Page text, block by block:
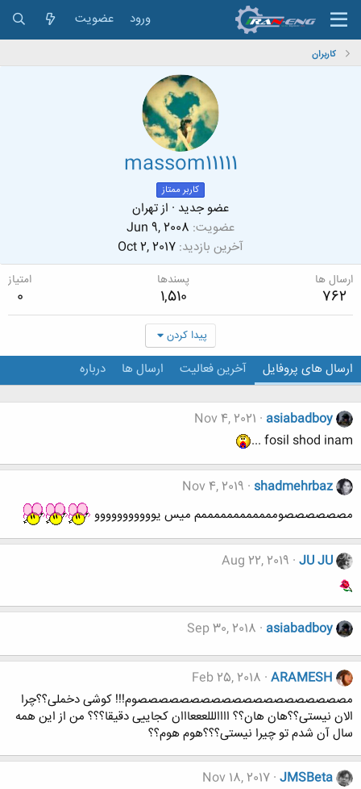
ورود عضویت
کاربران
massom11111
کاربر ممتاز
عضو جدید · ازتهران
عضویت Jun 9, 2008
آخرین بازدید Oct 2, 2017
ارسال ها
762
پسندها
1,510
امتیاز
0
پیدا کردن
ارسال های پروفایل آخرین فعالیت ارسال ها درباره
asiabadboy
Nov 4, 2021
fosil shod inam ...
shadmehrbaz
Nov 4, 2019
مصصصصصصوممممممممممممم میس یووووووووووو
JU JU
Aug 22, 2019
asiabadboy
Sep 30, 2018
ARAMESH
Feb 25, 2018
مصصصصصصصصصصصصصصصصصصصصوم!!! کوشی دخملی؟؟چرا
الان نیستی؟؟هان هان؟؟ اااالللعععااان کجاییی دقیقا؟؟؟ من از این همه
سال آن شدم تو چیرا نیستی؟؟؟هوم هوم؟؟
JMSBeta
Nov 18, 2017